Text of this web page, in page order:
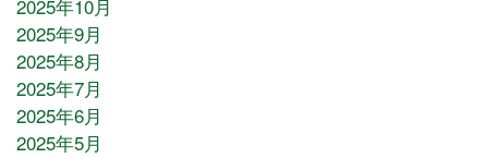
2025年10月
2025年9月
2025年8月
2025年7月
2025年6月
2025年5月